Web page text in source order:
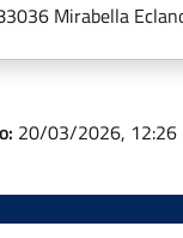
Mirabella
20/03/2026, 12:26